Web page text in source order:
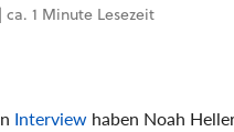
ca. 1 Minute Lesezeit
Interview haben Noah